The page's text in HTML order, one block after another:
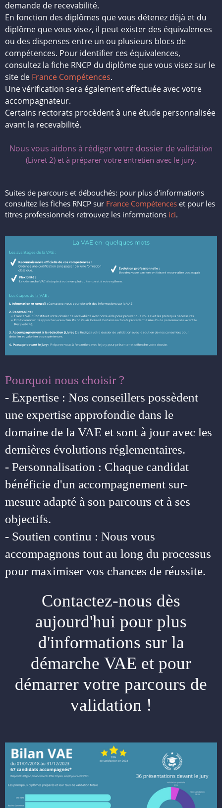
demande de recevabilité.
En fonction des diplômes que vous détenez déjà et du
diplôme que vous visez, il peut exister des équivalences
ou des dispenses entre un ou plusieurs blocs de
compétences. Pour identifier ces équivalences,
consultez la fiche RNCP du diplôme que vous visez sur le
site de France Compétences.
Une vérification sera également effectuée avec votre
accompagnateur.
Certains rectorats procèdent à une étude personnalisée
avant la recevabilité.
Nous vous aidons à rédiger votre dossier de validation
(Livret 2) et à préparer votre entretien avec le jury.
Suites de parcours et débouchés: pour plus d'informations
consultez les fiches RNCP sur France Compétences et pour les
titres professionnels retrouvez les informations ici.
Pourquoi nous choisir ?
- Expertise : Nos conseillers possèdent
une expertise approfondie dans le
domaine de la VAE et sont à jour avec les
dernières évolutions réglementaires.
- Personnalisation : Chaque candidat
bénéficie d'un accompagnement sur-
mesure adapté à son parcours et à ses
objectifs.
- Soutien continu : Nous vous
accompagnons tout au long du processus
pour maximiser vos chances de réussite.
Contactez-nous dès
aujourd'hui pour plus
d'informations sur la
démarche VAE et pour
démarrer votre parcours de
validation !